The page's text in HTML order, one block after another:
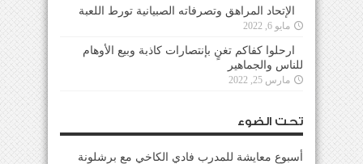
الإتحاد المراهق وتصرفاته الصبيانية تورط اللعبة
مايو 6, 2022
ارحلوا كفاكم تغنٍ بإنتصارات كاذبة وبيع الأوهام
للناس والجماهير
مارس 25, 2022
تحت الضوء
أسبوع معايشة للمدرب فادي الكاخي مع برشلونة